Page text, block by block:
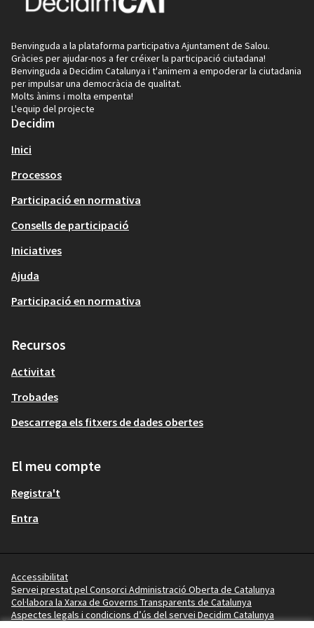
Benvinguda a la plataforma participativa Ajuntament de Salou.
Gràcies per ajudar-nos a fer créixer la participació ciutadana!
Benvinguda a Decidim Catalunya i t'animem a empoderar la ciutadania
per impulsar una democràcia de qualitat.
Molts ànims i molta empenta!
L'equip del projecte
Decidim
Inici
Processos
Participació en normativa
Consells de participació
Iniciatives
Ajuda
Participació en normativa
Recursos
Activitat
Trobades
Descarrega els fitxers de dades obertes
El meu compte
Registra't
Entra
Accessibilitat
Servei prestat pel Consorci Administració Oberta de Catalunya
Col·labora la Xarxa de Governs Transparents de Catalunya
Aspectes legals i condicions d’ús del servei Decidim Catalunya